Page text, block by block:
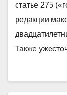
статье 275
редакции
Также